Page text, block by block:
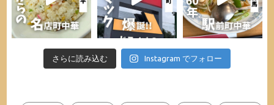
さらに読み込む Instagram でフォロー